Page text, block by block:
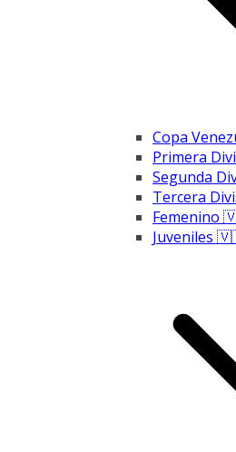
Copa
Primera
Segunda
Tercera
Femenino
Juveniles